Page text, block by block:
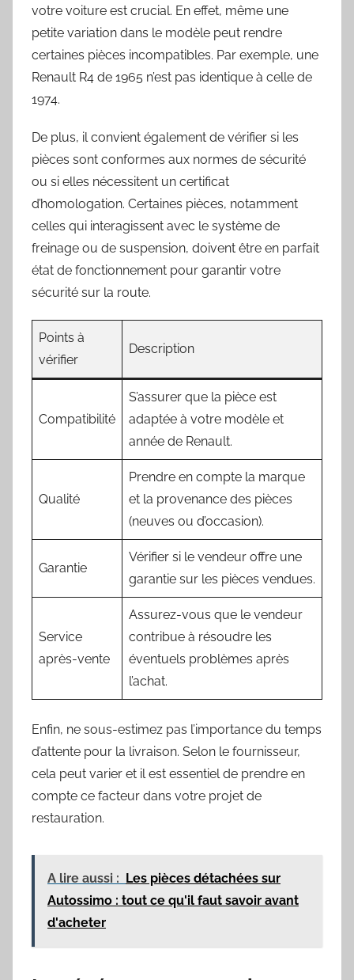
votre voiture est crucial. En effet, même une
petite variation dans le modèle peut rendre
certaines pièces incompatibles. Par exemple, une
Renault R4 de 1965 n’est pas identique à celle de
1974.
De plus, il convient également de vérifier si les
pièces sont conformes aux normes de sécurité
ou si elles nécessitent un certificat
d’homologation. Certaines pièces, notamment
celles qui interagissent avec le système de
freinage ou de suspension, doivent être en parfait
état de fonctionnement pour garantir votre
sécurité sur la route.
Points à
vérifier
Description
Compatibilité
S’assurer que la pièce est
adaptée à votre modèle et
année de Renault.
Qualité
Prendre en compte la marque
et la provenance des pièces
(neuves ou d’occasion).
Garantie
Vérifier si le vendeur offre une
garantie sur les pièces vendues.
Service
après-vente
Assurez-vous que le vendeur
contribue à résoudre les
éventuels problèmes après
l’achat.
Enfin, ne sous-estimez pas l’importance du temps
d’attente pour la livraison. Selon le fournisseur,
cela peut varier et il est essentiel de prendre en
compte ce facteur dans votre projet de
restauration.
A lire aussi :
Les pièces détachées sur
Autossimo : tout ce qu'il faut savoir avant
d'acheter